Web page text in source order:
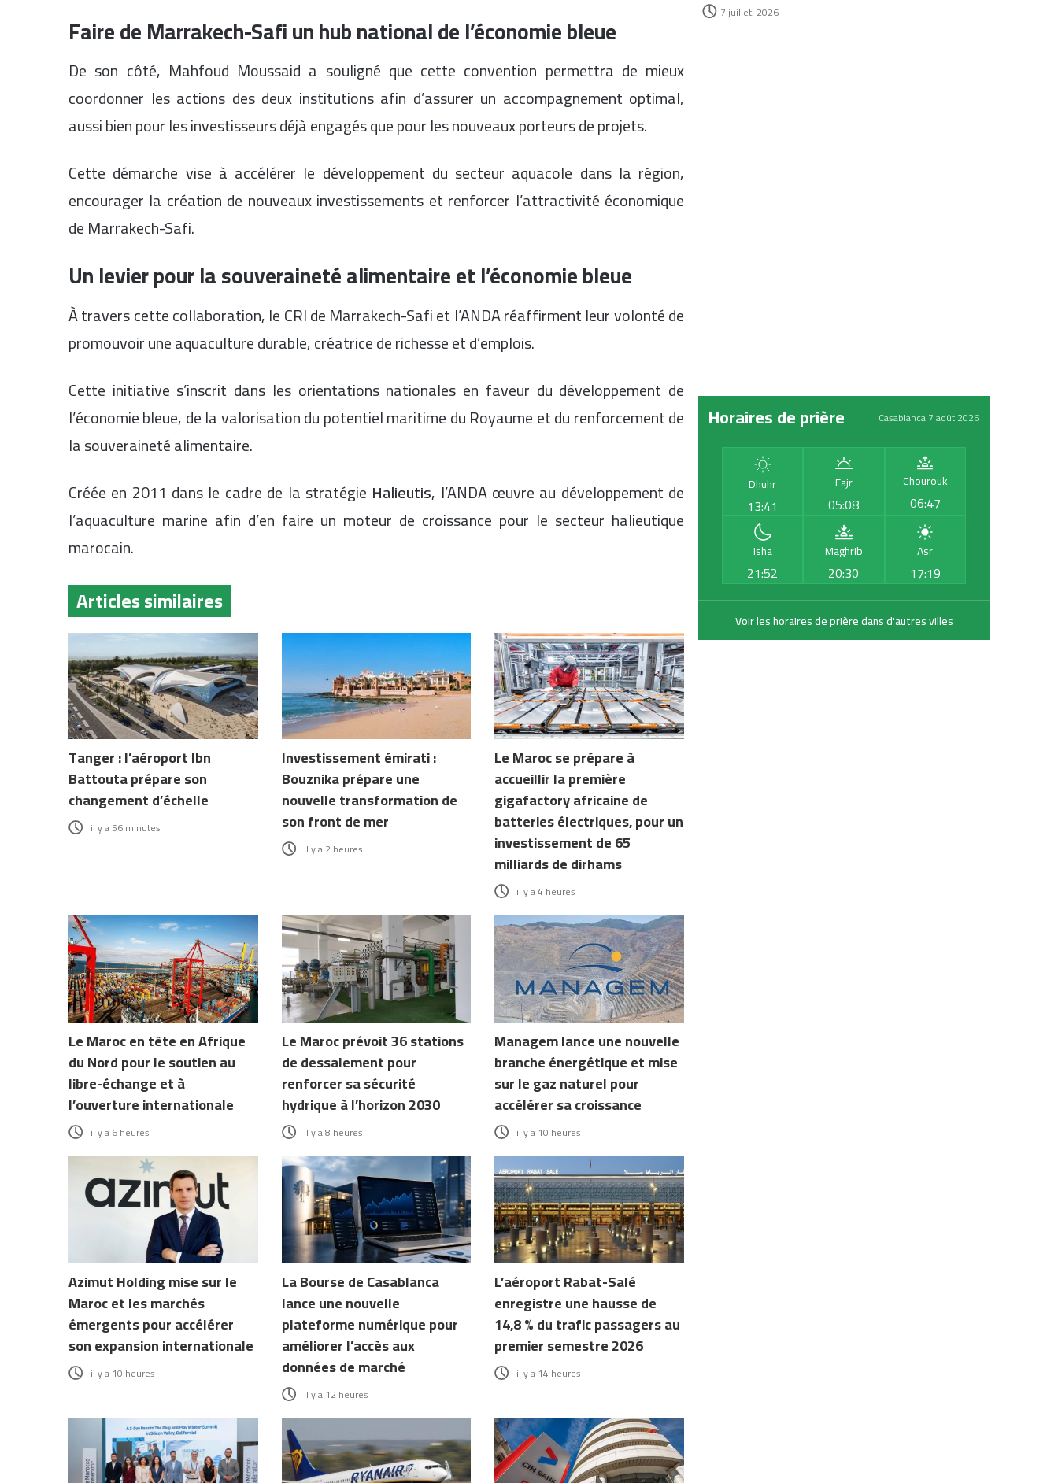
Faire de Marrakech-Safi un hub national de l’économie bleue
De son côté, Mahfoud Moussaid a souligné que cette convention permettra de mieux
coordonner les actions des deux institutions afin d’assurer un accompagnement optimal,
aussi bien pour les investisseurs déjà engagés que pour les nouveaux porteurs de projets.
Cette démarche vise à accélérer le développement du secteur aquacole dans la région,
encourager la création de nouveaux investissements et renforcer l’attractivité économique
de Marrakech-Safi.
Un levier pour la souveraineté alimentaire et l’économie bleue
À travers cette collaboration, le CRI de Marrakech-Safi et l’ANDA réaffirment leur volonté de
promouvoir une aquaculture durable, créatrice de richesse et d’emplois.
Cette initiative s’inscrit dans les orientations nationales en faveur du développement de
l’économie bleue, de la valorisation du potentiel maritime du Royaume et du renforcement de
la souveraineté alimentaire.
Créée en 2011 dans le cadre de la stratégie Halieutis, l’ANDA œuvre au développement de
l’aquaculture marine afin d’en faire un moteur de croissance pour le secteur halieutique
marocain.
Articles similaires
Tanger : l’aéroport Ibn
Battouta prépare son
changement d’échelle
il y a 56 minutes
Investissement émirati :
Bouznika prépare une
nouvelle transformation de
son front de mer
il y a 2 heures
Le Maroc se prépare à
accueillir la première
gigafactory africaine de
batteries électriques, pour un
investissement de 65
milliards de dirhams
il y a 4 heures
Le Maroc en tête en Afrique
du Nord pour le soutien au
libre-échange et à
l’ouverture internationale
il y a 6 heures
Le Maroc prévoit 36 stations
de dessalement pour
renforcer sa sécurité
hydrique à l’horizon 2030
il y a 8 heures
Managem lance une nouvelle
branche énergétique et mise
sur le gaz naturel pour
accélérer sa croissance
il y a 10 heures
Azimut Holding mise sur le
Maroc et les marchés
émergents pour accélérer
son expansion internationale
il y a 10 heures
La Bourse de Casablanca
lance une nouvelle
plateforme numérique pour
améliorer l’accès aux
données de marché
il y a 12 heures
L’aéroport Rabat-Salé
enregistre une hausse de
14,8 % du trafic passagers au
premier semestre 2026
il y a 14 heures
7 juillet، 2026